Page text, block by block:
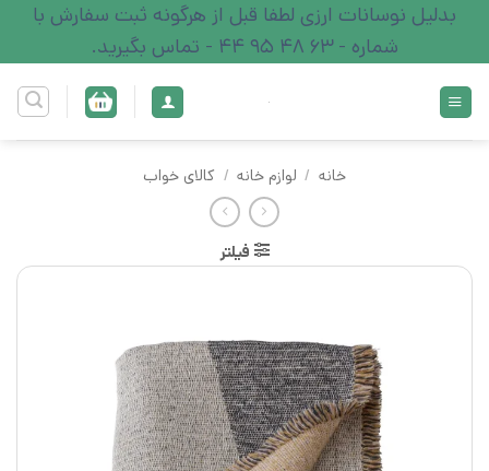
content
بدلیل نوسانات ارزی لطفا قبل از هرگونه ثبت سفارش با
شماره - 63 48 95 44 - تماس بگیرید.
خانه / لوازم خانه / کالای خواب
فیلتر